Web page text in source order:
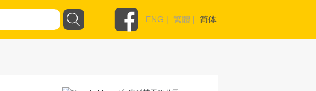
ENG | 繁體 | 简体